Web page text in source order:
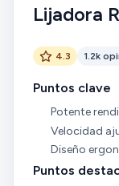
Lijadora
4.3 1.2k
Puntos clave
Potente
Velocidad
Diseño
Puntos